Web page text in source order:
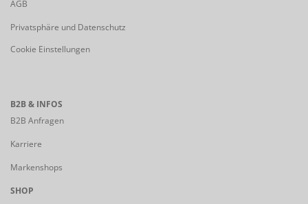
AGB
Privatsphäre und Datenschutz
Cookie Einstellungen
B2B & INFOS
B2B Anfragen
Karriere
Markenshops
SHOP